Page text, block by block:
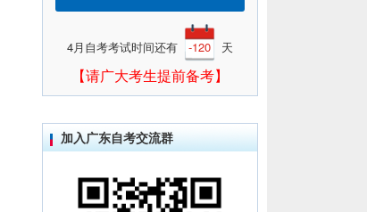
4月自考考试时间还有 -120 天
【请广大考生提前备考】
加入广东自考交流群